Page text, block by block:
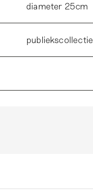
diameter 25cm
publiekscollectie